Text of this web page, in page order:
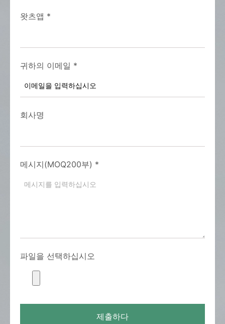
왓츠앱 *
귀하의 이메일 *
회사명
메시지(MOQ200부) *
파일을 선택하십시오
제출하다